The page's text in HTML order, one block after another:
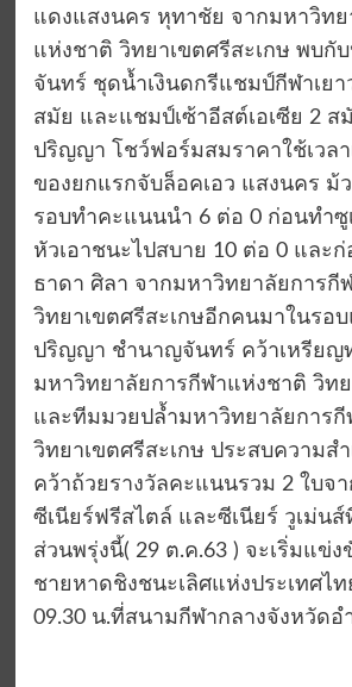
แดงแสงนคร หุทาชัย จากมหาวิทย
แห่งชาติ วิทยาเขตศรีสะเกษ พบ
จันทร์ ชุดน้ำเงินดกรีแชมป์กีฬาเย
สมัย และแชมป์เซ้าอีสต์เอเซีย 2 ส
ปริญญา โชว์ฟอร์มสมราคาใช้เวลา
ของยกแรกจับล็อคเอว แสงนคร ม้
รอบทำคะแนนนำ 6 ต่อ 0 ก่อนทำ
หัวเอาชนะไปสบาย 10 ต่อ 0 และ
ธาดา ศิลา จากมหาวิทยาลัยการกี
วิทยาเขตศรีสะเกษอีกคนมาในรอ
ปริญญา ชำนาญจันทร์ คว้าเหรียญ
มหาวิทยาลัยการกีฬาแห่งชาติ วิท
และทีมมวยปล้ำมหาวิทยาลัยการ
วิทยาเขตศรีสะเกษ ประสบความส
คว้าถ้วยรางวัลคะแนนรวม 2 ใบจ
ซีเนียร์ฟรีสไตล์ และซีเนียร์ วูเม่นส์
ส่วนพรุ่งนี้( 29 ต.ค.63 ) จะเริ่มแข่
ชายหาดชิงชนะเลิศแห่งประเทศไท
09.30 น.ที่สนามกีฬากลางจังหวัดอ